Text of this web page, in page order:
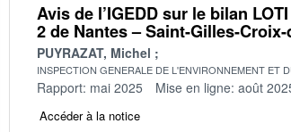
Avis de l’IGEDD sur le bilan
2 de Nantes – Saint-Gilles-
PUYRAZAT, Michel
INSPECTION GENERALE DE L'ENVIRONNEMENT ET
Rapport: mai 2025 Mise en ligne: août
Accéder à la notice